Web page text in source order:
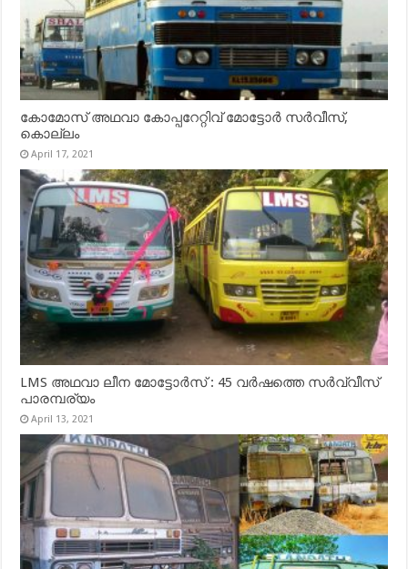
കോമോസ് അഥവാ കോപ്പറേറ്റിവ് മോട്ടോര്‍ സര്‍വീസ്,
കൊല്ലം
April 17, 2021
LMS അഥവാ ലീന മോട്ടോർസ് : 45 വർഷത്തെ സർവ്വീസ്
പാരമ്പര്യം
April 13, 2021